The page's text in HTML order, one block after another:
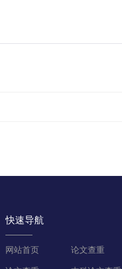
快速导航
网站首页 论文查重